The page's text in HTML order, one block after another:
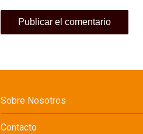
Sobre Nosotros
Contacto